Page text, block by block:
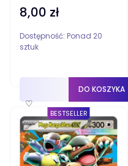
Cena
8,00 zł
Dostępność: Ponad 20
sztuk
♡
DO KOSZYKA
BESTSELLER